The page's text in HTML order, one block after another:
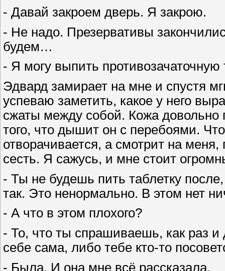
- Давай закроем дверь. Я закрою.
- Не надо. Презервативы
будем…
- Я могу выпить противозачаточную
Эдвард замирает на мне и спустя
успеваю заметить, какое у него
сжаты между собой. Кожа довольно
того, что дышит он с перебоями.
отворачивается, а смотрит на меня,
сесть. Я сажусь, и мне стоит
- Ты не будешь пить таблетку
так. Это ненормально. В этом нет
- А что в этом плохого?
- То, что ты спрашиваешь, как раз
себе сама, либо тебе кто-то
- Была. И она мне всё рассказала.